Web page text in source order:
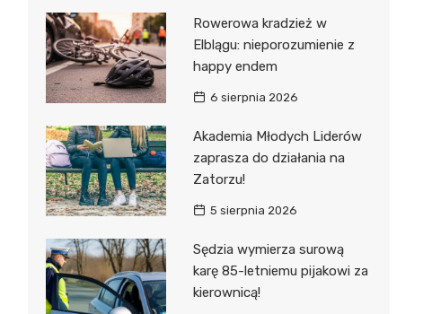
Rowerowa kradzież w
Elblągu: nieporozumienie z
happy endem
6 sierpnia 2026
Akademia Młodych Liderów
zaprasza do działania na
Zatorzu!
5 sierpnia 2026
Sędzia wymierza surową
karę 85-letniemu pijakowi za
kierownicą!